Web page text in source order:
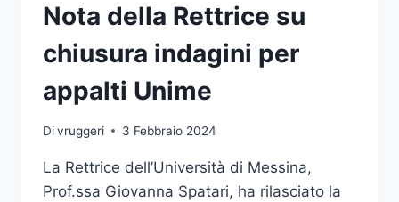
Nota della Rettrice su
chiusura indagini per
appalti Unime
Divruggeri 3 Febbraio 2024
La Rettrice dell’Università di Messina,
Prof.ssa Giovanna Spatari, ha rilasciato la